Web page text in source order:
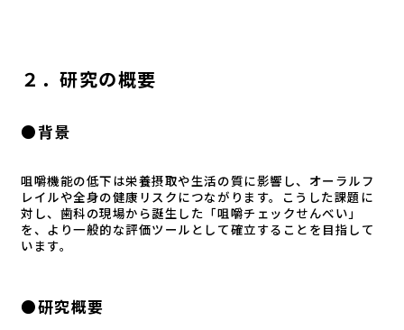
２．研究の概要
●背景
咀嚼機能の低下は栄養摂取や生活の質に影響し、オーラルフ
レイルや全身の健康リスクにつながります。こうした課題に
対し、歯科の現場から誕生した「咀嚼チェックせんべい」
を、より一般的な評価ツールとして確立することを目指して
います。
●研究概要